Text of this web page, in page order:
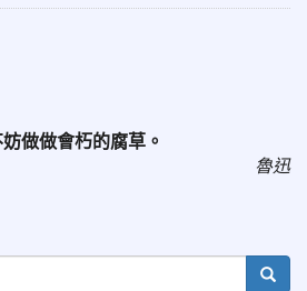
做做會朽的腐草。
魯迅